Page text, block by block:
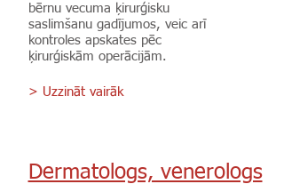
bērnu vecuma ķirurģisku
saslimšanu gadījumos, veic arī
kontroles apskates pēc
ķirurģiskām operācijām.
> Uzzināt vairāk
Dermatologs, venerologs